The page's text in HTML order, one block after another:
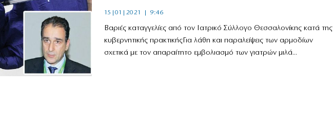
15|01|2021 | 9:46
Βαριές καταγγελίες από τον Ιατρικό Σύλλογο Θεσσαλονίκης κατά της
κυβερνητικής πρακτικήςΓια λάθη και παραλείψεις των αρμοδίων
σχετικά με τον απαραίτητο εμβολιασμό των γιατρών μιλά...